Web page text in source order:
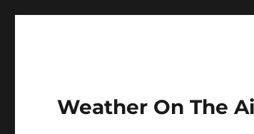
Weather On The